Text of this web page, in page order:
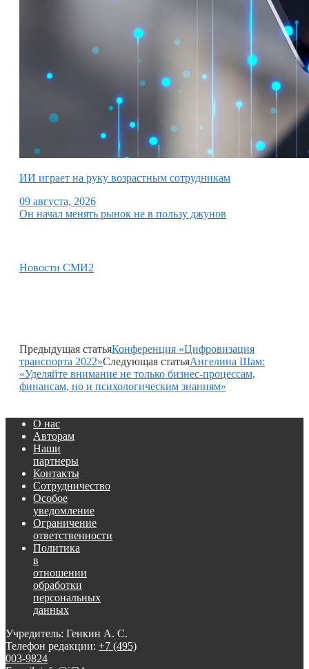
ИИ играет на руку возрастным сотрудникам
09 августа, 2026
Он начал менять рынок не в пользу джунов
Новости СМИ2
Предыдущая статьяКонференция «Цифровизация
транспорта 2022»Следующая статьяАнгелина Шам:
«Уделяйте внимание не только бизнес-процессам,
финансам, но и психологическим знаниям»
О нас
Авторам
Наши
партнеры
Контакты
Сотрудничество
Особое
уведомление
Ограничение
ответственности
Политика
в
отношении
обработки
персональных
данных
Учредитель: Генкин А. С.
Телефон редакции: +7 (495)
003-9824